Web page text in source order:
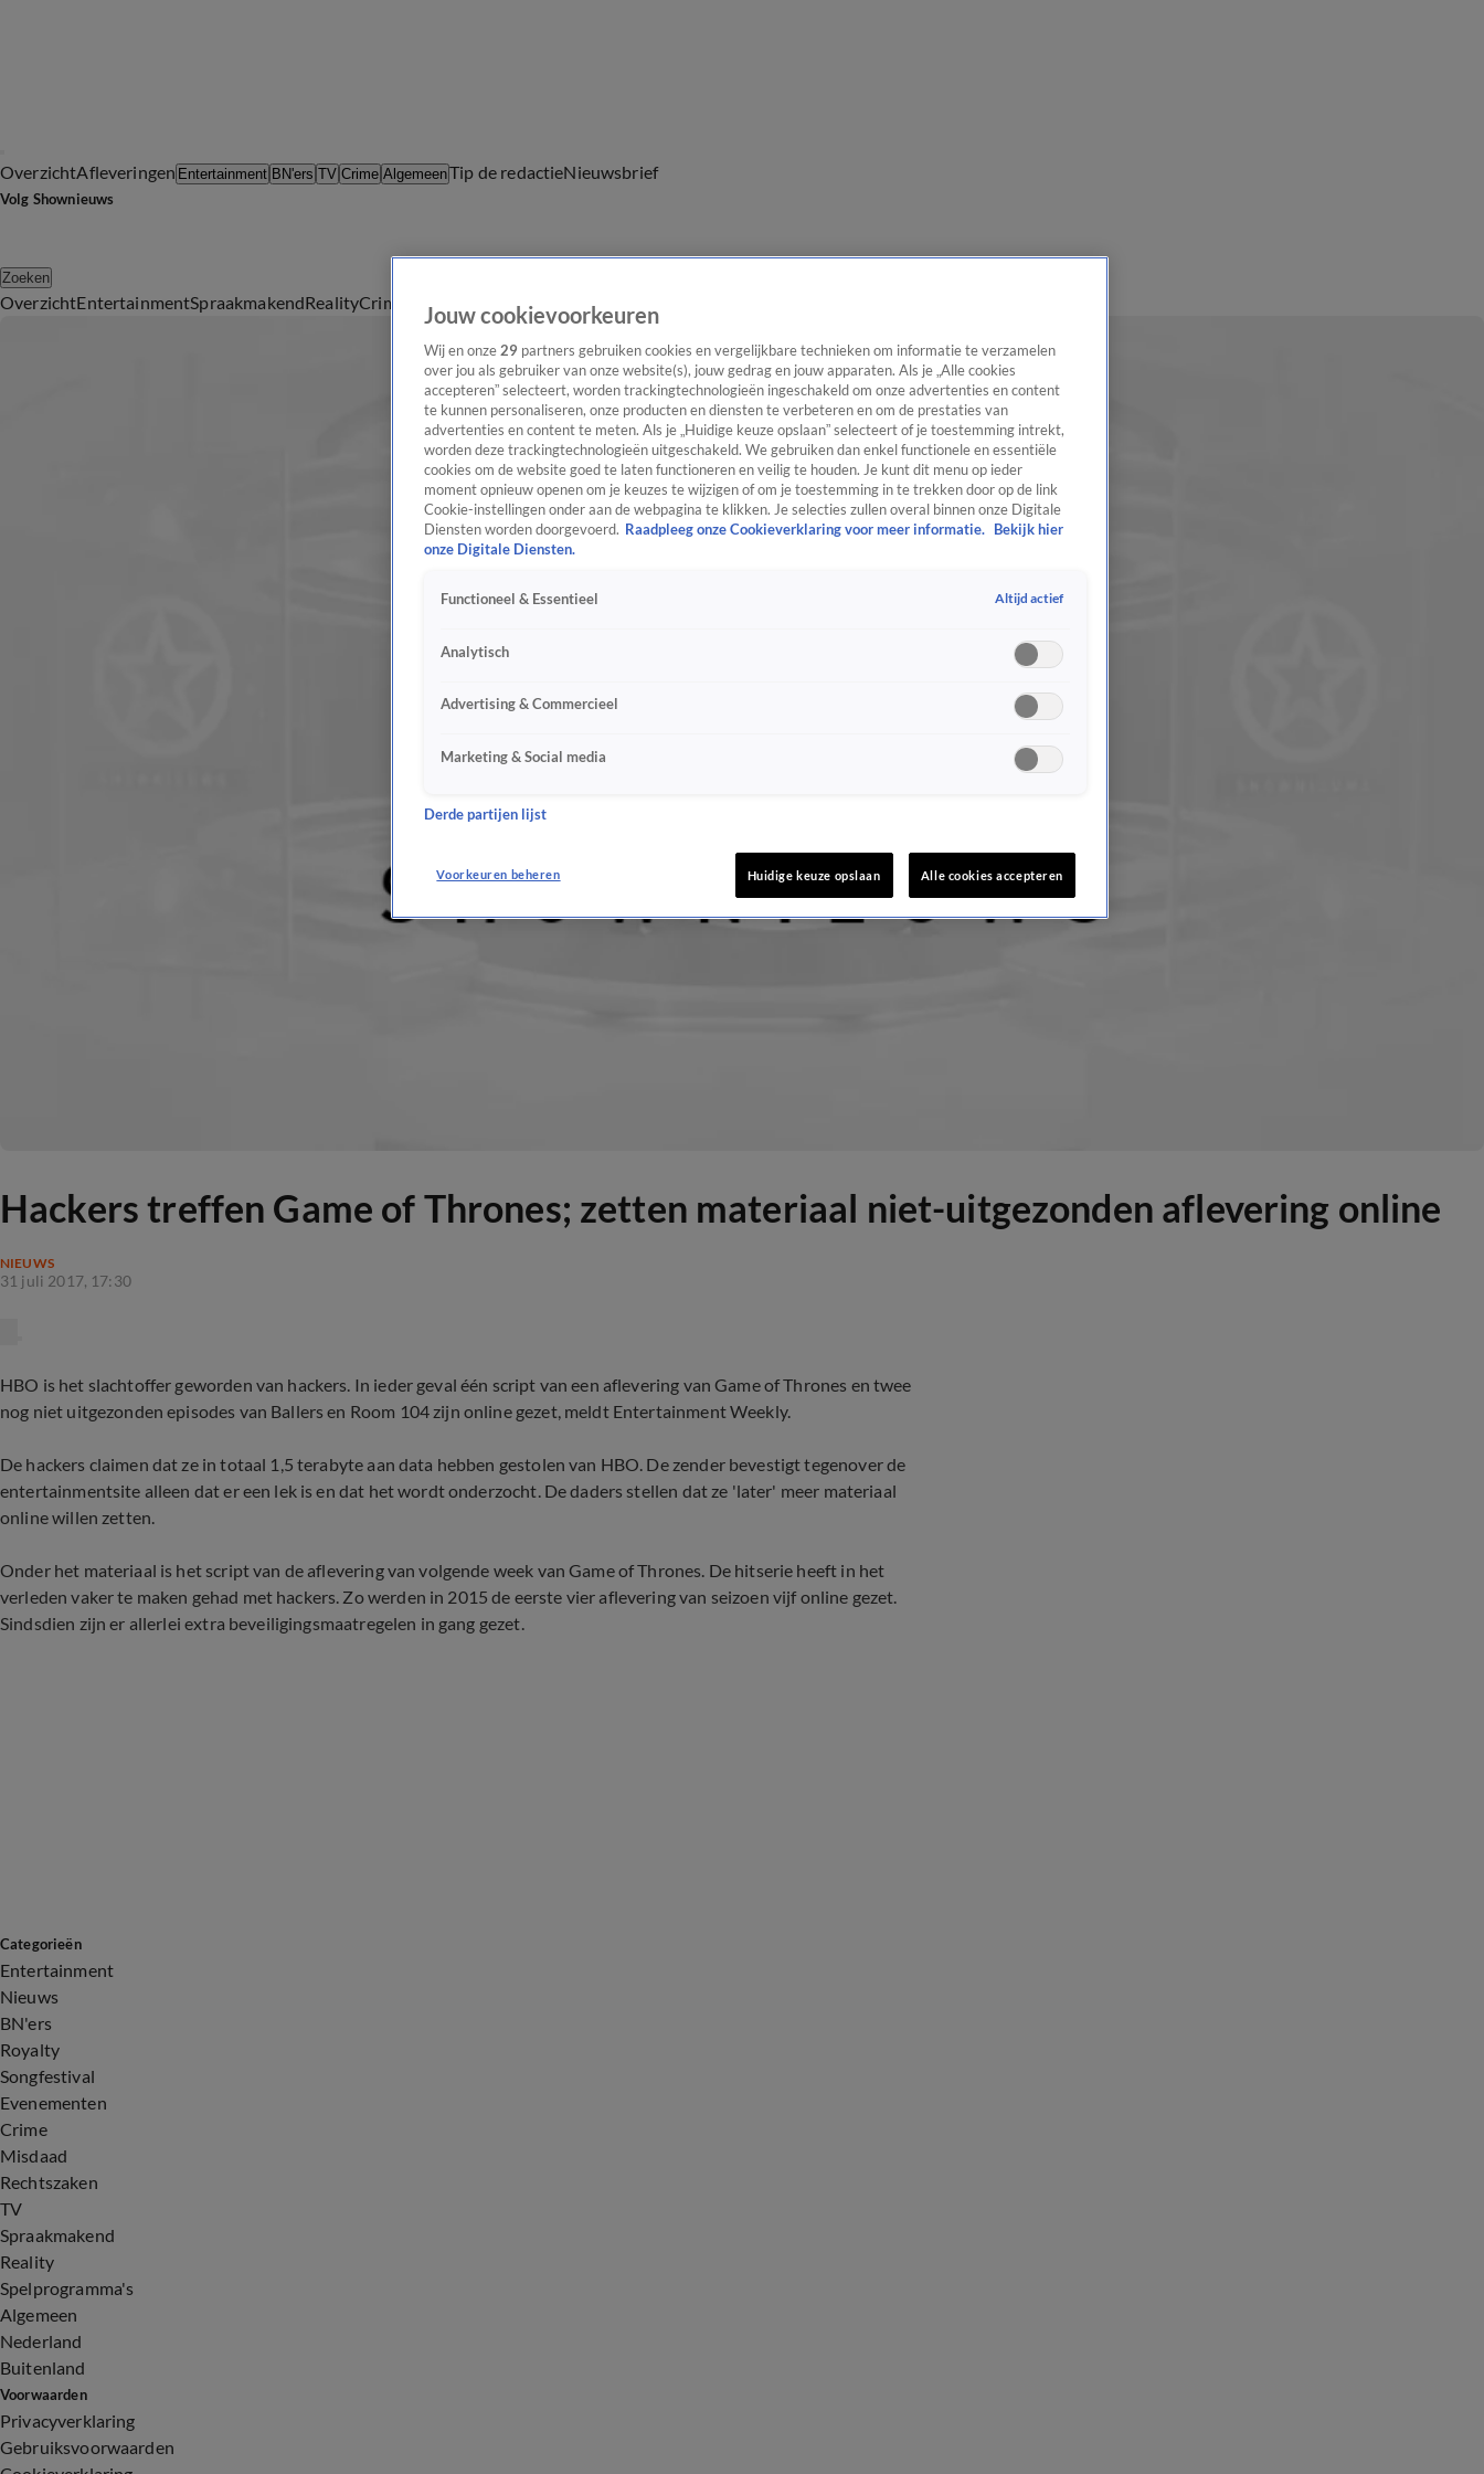
OverzichtAfleveringen Entertainment BN'ers TV Crime AlgemeenTip de redactieNieuwsbrief
Volg Shownieuws
Zoeken
OverzichtEntertainmentSpraakmakendRealityCrime Video's Afleveringen
Hackers treffen Game of Thrones; zetten materiaal niet-uitgezonden aflevering online
NIEUWS
31 juli 2017, 17:30
HBO is het slachtoffer geworden van hackers. In ieder geval één script van een aflevering van Game of Thrones en twee
nog niet uitgezonden episodes van Ballers en Room 104 zijn online gezet, meldt Entertainment Weekly.
De hackers claimen dat ze in totaal 1,5 terabyte aan data hebben gestolen van HBO. De zender bevestigt tegenover de
entertainmentsite alleen dat er een lek is en dat het wordt onderzocht. De daders stellen dat ze 'later' meer materiaal
online willen zetten.
Onder het materiaal is het script van de aflevering van volgende week van Game of Thrones. De hitserie heeft in het
verleden vaker te maken gehad met hackers. Zo werden in 2015 de eerste vier aflevering van seizoen vijf online gezet.
Sindsdien zijn er allerlei extra beveiligingsmaatregelen in gang gezet.
Categorieën
Entertainment
Nieuws
BN'ers
Royalty
Songfestival
Evenementen
Crime
Misdaad
Rechtszaken
TV
Spraakmakend
Reality
Spelprogramma's
Algemeen
Nederland
Buitenland
Voorwaarden
Privacyverklaring
Gebruiksvoorwaarden
Jouw cookievoorkeuren
Wij en onze 29 partners gebruiken cookies en vergelijkbare technieken om informatie te verzamelen
over jou als gebruiker van onze website(s), jouw gedrag en jouw apparaten. Als je „Alle cookies
accepteren” selecteert, worden trackingtechnologieën ingeschakeld om onze advertenties en content
te kunnen personaliseren, onze producten en diensten te verbeteren en om de prestaties van
advertenties en content te meten. Als je „Huidige keuze opslaan” selecteert of je toestemming intrekt,
worden deze trackingtechnologieën uitgeschakeld. We gebruiken dan enkel functionele en essentiële
cookies om de website goed te laten functioneren en veilig te houden. Je kunt dit menu op ieder
moment opnieuw openen om je keuzes te wijzigen of om je toestemming in te trekken door op de link
Cookie-instellingen onder aan de webpagina te klikken. Je selecties zullen overal binnen onze Digitale
Diensten worden doorgevoerd. Raadpleeg onze Cookieverklaring voor meer informatie.
Bekijk hier
onze Digitale Diensten.
Functioneel & Essentieel Altijd actief
Analytisch
Advertising & Commercieel
Marketing & Social media
Derde partijen lijst
Voorkeuren beheren Huidige keuze opslaan Alle cookies accepteren